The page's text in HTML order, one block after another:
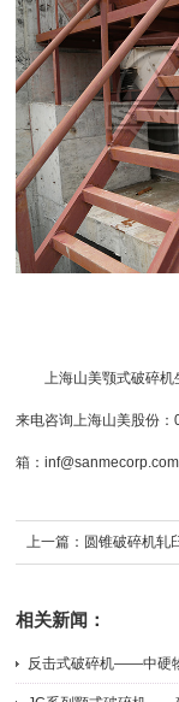
上海山美颚式破碎机
来电咨询上海山美股份
箱：
上一篇： 圆锥破碎机轧
相关新闻：